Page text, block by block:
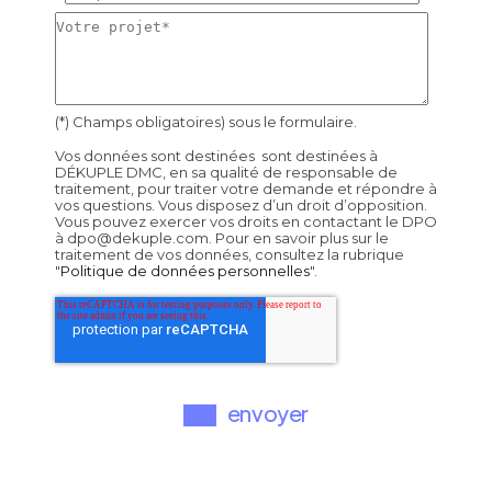
(*) Champs obligatoires) sous le formulaire.
Vos données sont destinées sont destinées à
DÉKUPLE DMC, en sa qualité de responsable de
traitement, pour traiter votre demande et répondre à
vos questions. Vous disposez d’un droit d’opposition.
Vous pouvez exercer vos droits en contactant le DPO
à dpo@dekuple.com. Pour en savoir plus sur le
traitement de vos données, consultez la rubrique
"Politique de données personnelles".